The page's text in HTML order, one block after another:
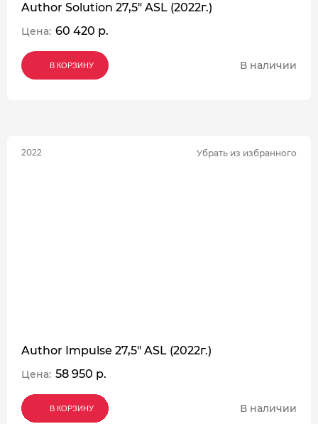
Author Solution 27,5" ASL (2022г.)
Цена: 60 420 р.
В КОРЗИНУ
В КОРЗИНУ
В КОРЗИНУ В наличии
2022 Убрать из избранного
Author Impulse 27,5" ASL (2022г.)
Цена: 58 950 р.
В КОРЗИНУ
В КОРЗИНУ
В КОРЗИНУ В наличии